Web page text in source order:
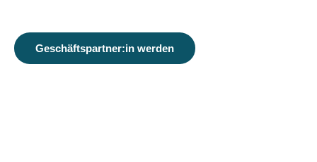
Geschäftspartner:in werden